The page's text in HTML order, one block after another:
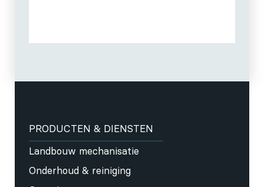
PRODUCTEN & DIENSTEN
Landbouw mechanisatie
Onderhoud & reiniging